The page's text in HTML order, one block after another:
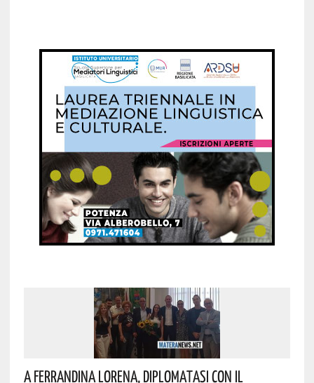
A Ferrandina Lorena, Diplomatasi Con Il